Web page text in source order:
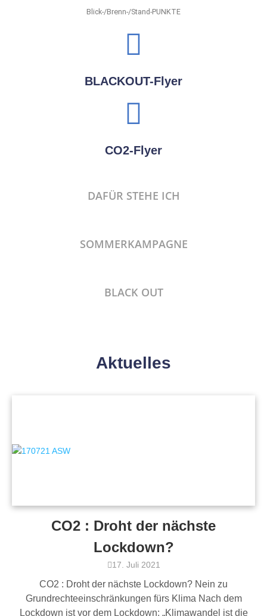
Blick-/Brenn-/Stand-PUNKTE
BLACKOUT-Flyer
CO2-Flyer
DAFÜR STEHE ICH
SOMMERKAMPAGNE
BLACK OUT
Aktuelles
CO2 : Droht der nächste
Lockdown?
17. Juli 2021
CO2 : Droht der nächste Lockdown? Nein zu
Grundrechteeinschränkungen fürs Klima Nach dem
Lockdown ist vor dem Lockdown: „Klimawandel ist die